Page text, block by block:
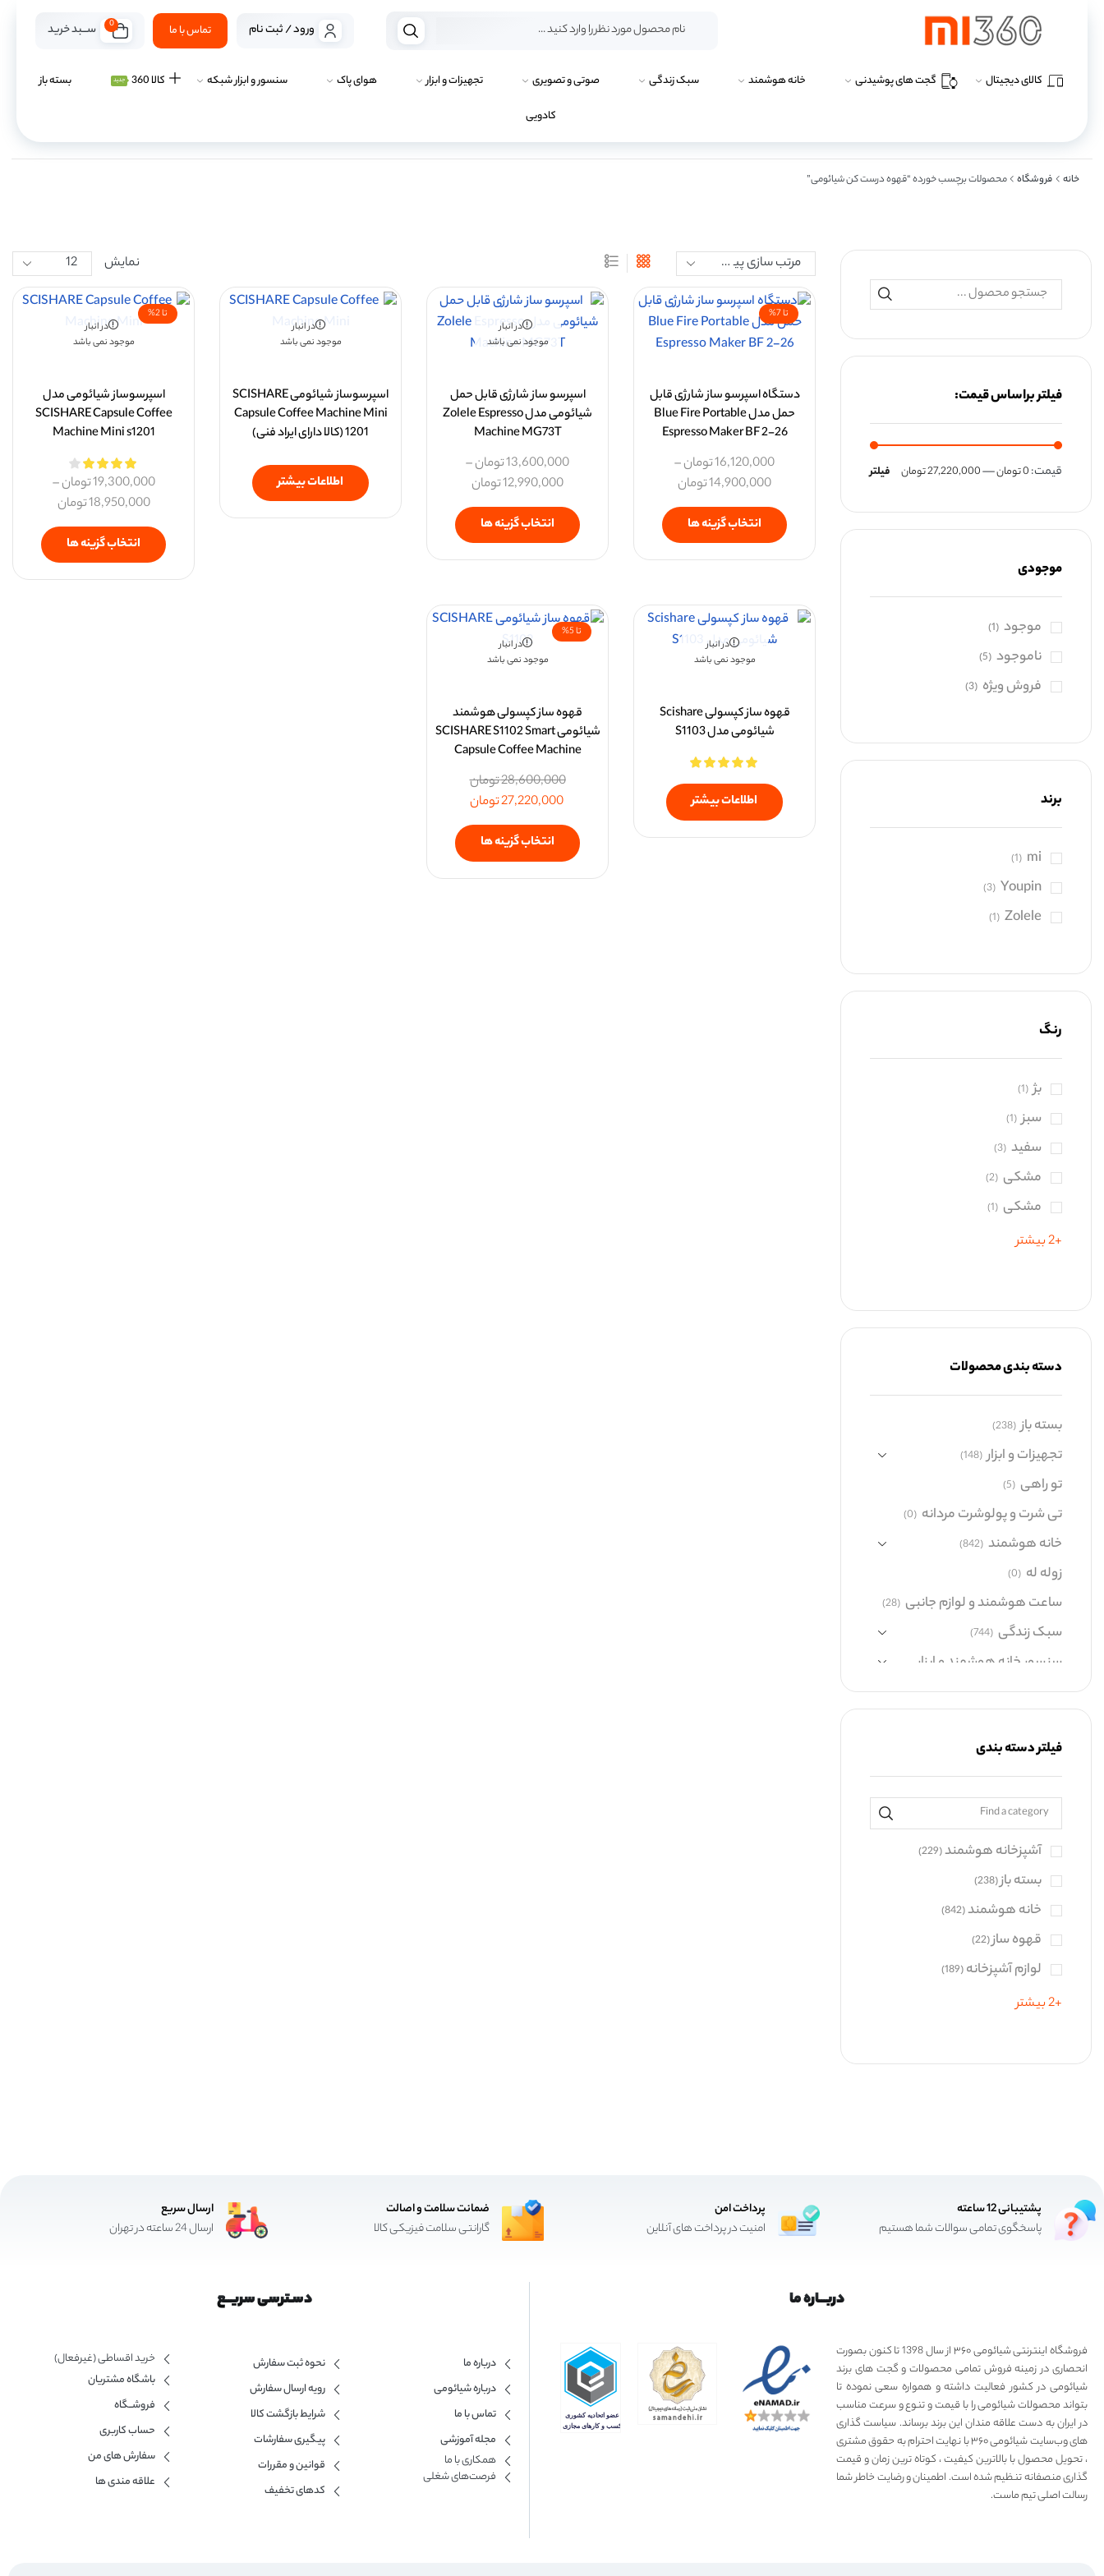
ورود / ثبت نام تماس با ما 0 ســـبد خرید
کالای دیجیتال گجت های پوشیدنی خانه هوشمند سبک زندگی صوتی و تصویری تجهیزات و ابزار هوای پاک سنسور و ابزار شبکه کالا 360 جدید بسته باز
کادویی
خانه فروشگاه محصولات برچسب خورده “قهوه درست کن شیائومی”
نمایش
تا 7%
دستگاه اسپرسو ساز شارژی قابل
حمل مدل Blue Fire Portable
Espresso Maker BF 2-26
16,120,000تومان–
14,900,000تومان
انتخاب گزینه ها
در انبار
موجود نمی باشد
اسپرسو ساز شارژی قابل حمل
شیائومی مدل Zolele Espresso
Machine MG73T
13,600,000تومان–
12,990,000تومان
انتخاب گزینه ها
در انبار
موجود نمی باشد
اسپرسوساز شیائومی SCISHARE
Capsule Coffee Machine Mini
1201 (کالا دارای ایراد فنی)
اطلاعات بیشتر
تا 2%
در انبار
موجود نمی باشد
اسپرسوساز شیائومی مدل
SCISHARE Capsule Coffee
Machine Mini s1201
19,300,000تومان–
18,950,000تومان
انتخاب گزینه ها
در انبار
موجود نمی باشد
قهوه ساز کپسولی Scishare
شیائومی مدل S1103
اطلاعات بیشتر
تا 5%
در انبار
موجود نمی باشد
قهوه ساز کپسولی هوشمند
شیائومی SCISHARE S1102 Smart
Capsule Coffee Machine
28,600,000تومان
27,220,000تومان
انتخاب گزینه ها
فیلتر براساس قیمت:
فیلتر قيمت:0 تومان —27,220,000 تومان
موجودی
موجود (1)
ناموجود (5)
فروش ویژه (3)
برند
mi
(1)
Youpin
(3)
Zolele
(1)
رنگ
بژ (1)
سبز (1)
سفید (3)
مشکی (2)
مشکی‌ (1)
+2 بیشتر
دسته بندی محصولات
بسته باز (238)
تجهیزات و ابزار (148)
تو راهی (5)
تی شرت و پولوشرت مردانه (0)
خانه هوشمند (842)
زوله له (0)
ساعت هوشمند و لوازم جانبی (28)
سبک زندگی (744)
سنسور خانه هوشمند و ابزار
صوتی و تصویری (479)
کالای دیجیتال (458)
گجت های پوشیدنی (271)
گوشی موبایل (0)
گیفت باکس (9)
لپ تاپ و الترابوک
لوازم جانبی خودرو
لوازم خانگی
محصولات کملیون
هوای پاک
+16 بیشتر
فیلتر دسته بندی
آشپزخانه هوشمند(229)
بسته باز(238)
خانه هوشمند(842)
قهوه ساز(22)
لوازم آشپزخانه(189)
+2 بیشتر
پشتیبانی 12 ساعته
پاسخگوی تمامی سوالات شما هستیم
پرداخت امن
امنیت در پرداخت های آنلاین
ضمانت سلامت و اصالت
گارانتی سلامت فیزیکی کالا
ارسال سریع
ارسال 24 ساعته در تهران
دربـــاره ما
فروشگاه اینترنتی شیائومی ۳۶۰ از سال 1398 تا کنون بصورت
انحصاری در زمینه فروش تمامی محصولات و گجت های برند
شیائومی در کشور فعالیت داشته و همواره سعی نموده تا
بتواند محصولات شیائومی را با قیمت و تنوع و سرعت مناسب
در ایران به دست علاقه مندان این برند برساند. سیاست گذاری
های وب‌سایت شیائومی ۳۶۰ با نهایت احترام به حقوق مشتری
، تحویل محصول با بالاترین کیفیت ، کوتاه ترین زمان و قیمت
گذاری منصفانه تنظیم شده است. اطمینان و رضایت خاطر شما
رسالت اصلی تیم ماست.
دسـترسی سریــع
درباره ما
درباره شیائومی
تماس با ما
مجله آموزشی
همکاری با ما​
فرصت‌های شغلی
نحوه ثبت سفارش
رویه ارسال سفارش
شرایط بازگشت کالا
پیگیری سفارشات
قوانین و مقررات
کدهای تخفیف
خرید اقساطی (غیرفعال)
باشگاه مشتریان
فروشــگاه
حساب کاربری
سفارش های من
علاقه مندی ها